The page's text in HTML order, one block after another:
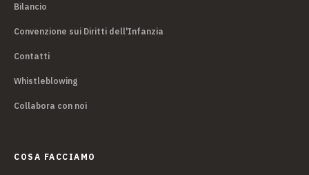
Bilancio
Convenzione sui Diritti dell'Infanzia
Contatti
Whistleblowing
Collabora con noi
COSA FACCIAMO